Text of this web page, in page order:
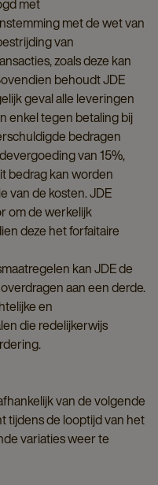
met
met de wet van
van
zoals deze kan
behoudt JDE
geval alle leveringen
enkel tegen betaling bij
bedragen
van 15%,
bedrag kan worden
van de kosten. JDE
om de werkelijk
deze het forfaitaire
kan JDE de
aan een derde.
en
die redelijkerwijs
van de volgende
tijdens de looptijd van het
variaties weer te